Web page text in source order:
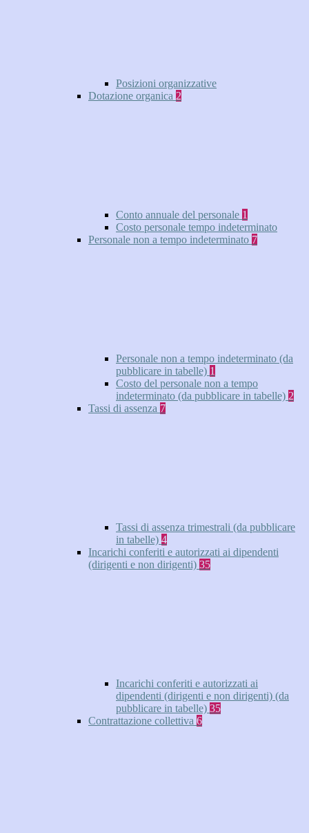
Posizioni organizzative
Dotazione organica 2
Conto annuale del personale 1
Costo personale tempo indeterminato
Personale non a tempo indeterminato 7
Personale non a tempo indeterminato (da
pubblicare in tabelle) 1
Costo del personale non a tempo
indeterminato (da pubblicare in tabelle) 2
Tassi di assenza 7
Tassi di assenza trimestrali (da pubblicare
in tabelle) 4
Incarichi conferiti e autorizzati ai dipendenti
(dirigenti e non dirigenti) 35
Incarichi conferiti e autorizzati ai
dipendenti (dirigenti e non dirigenti) (da
pubblicare in tabelle) 35
Contrattazione collettiva 6